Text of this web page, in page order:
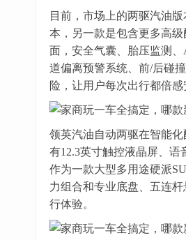
目前，市场上的两驱汽油
本，另一款是包含更多高
面，安全气囊、胎压监测
道偏离预警系统、前/后碰
险，让用户每次出行都倍感
领英汽油自动两驱在智能
有12.3英寸触控液晶屏、语
作为一款大型多用途硬派
力组合和专业底盘、五连
行体验。